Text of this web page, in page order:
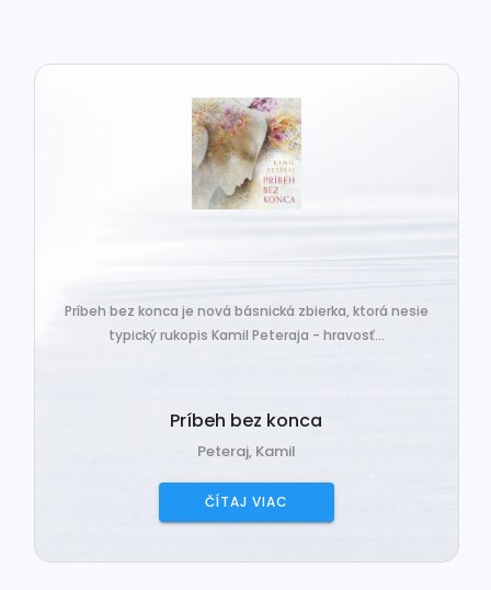
Príbeh bez konca je nová básnická zbierka, ktorá nesie
typický rukopis Kamil Peteraja - hravosť...
Príbeh bez konca
Peteraj, Kamil
ČÍTAJ VIAC